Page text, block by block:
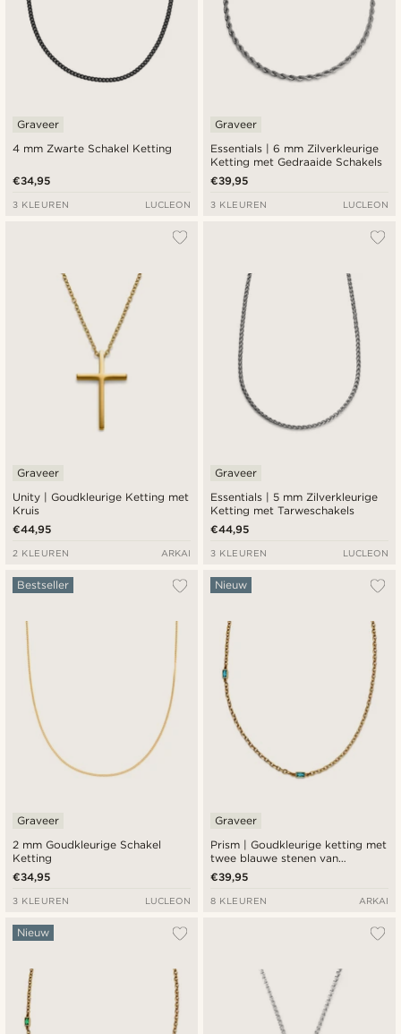
4 mm Zwarte Schakel Ketting
Graveer
€34,95
3 KLEUREN LUCLEON
Essentials | 6 mm Zilverkleurige
Ketting met Gedraaide Schakels
Graveer
€39,95
3 KLEUREN LUCLEON
Unity | Goudkleurige Ketting met
Kruis
Graveer
€44,95
2 KLEUREN ARKAI
Essentials | 5 mm Zilverkleurige
Ketting met Tarweschakels
Graveer
€44,95
3 KLEUREN LUCLEON
2 mm Goudkleurige Schakel
Ketting
Bestseller
Graveer
€34,95
3 KLEUREN LUCLEON
Prism | Goudkleurige ketting met
twee blauwe stenen van
kristalglas
Nieuw
Graveer
€39,95
8 KLEUREN ARKAI
Nieuw